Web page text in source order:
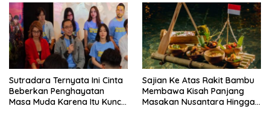
Sutradara Ternyata Ini Cinta
Beberkan Penghayatan
Masa Muda Karena Itu Kunci
Sajian Ke Atas Rakit Bambu
Membawa Kisah Panjang
Masakan Nusantara Hingga